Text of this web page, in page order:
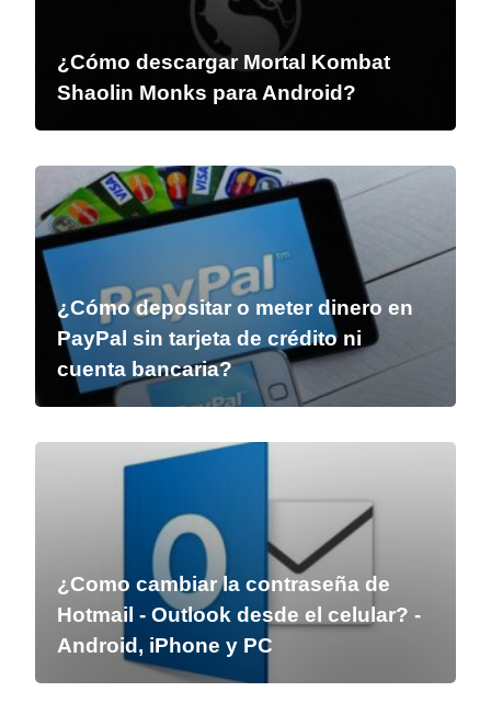
¿Cómo descargar Mortal Kombat
Shaolin Monks para Android?
¿Cómo depositar o meter dinero en
PayPal sin tarjeta de crédito ni
cuenta bancaria?
¿Como cambiar la contraseña de
Hotmail - Outlook desde el celular? -
Android, iPhone y PC